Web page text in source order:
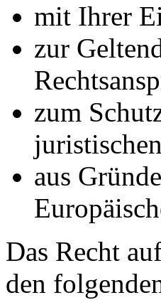
mit Ihrer
zur
zum
aus
Das Recht
den